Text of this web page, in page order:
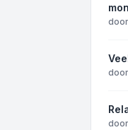
door
door
door